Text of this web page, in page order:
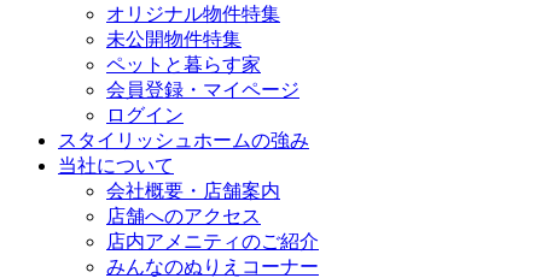
オリジナル物件特集
未公開物件特集
ペットと暮らす家
会員登録・マイページ
ログイン
スタイリッシュホームの強み
当社について
会社概要・店舗案内
店舗へのアクセス
店内アメニティのご紹介
みんなのぬりえコーナー